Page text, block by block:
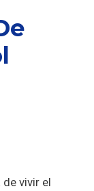
vivir el